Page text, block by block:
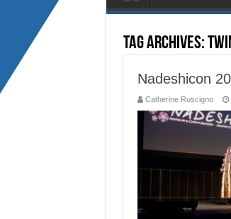
Tag Archives:
Nadeshicon
Catherine Ruscigno